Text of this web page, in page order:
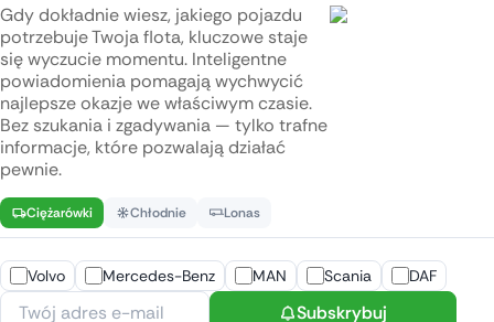
Gdy dokładnie wiesz, jakiego pojazdu
potrzebuje Twoja flota, kluczowe staje
się wyczucie momentu. Inteligentne
powiadomienia pomagają wychwycić
najlepsze okazje we właściwym czasie.
Bez szukania i zgadywania — tylko trafne
informacje, które pozwalają działać
pewnie.
Ciężarówki Chłodnie Lonas
Volvo Mercedes-Benz MAN Scania DAF
Subskrybuj